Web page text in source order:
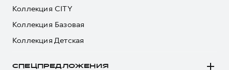
Коллекция CITY
Коллекция Базовая
Коллекция Детская
СПЕЦПРЕДЛОЖЕНИЯ